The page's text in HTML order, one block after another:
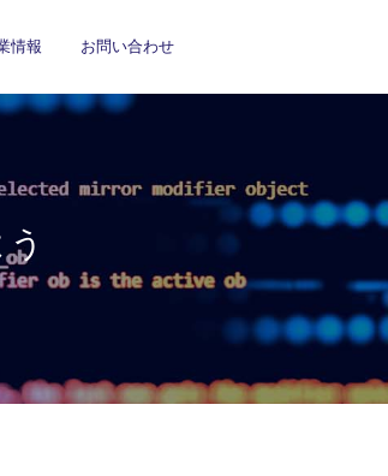
情報 お問い合わせ